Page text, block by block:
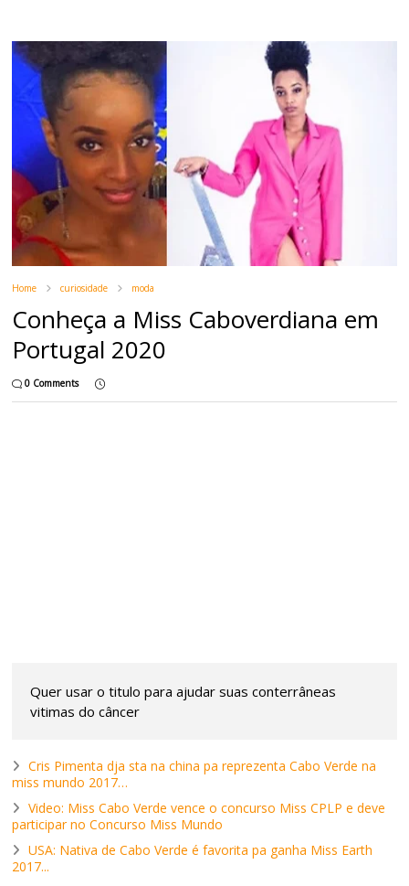
Home curiosidade moda
Conheça a Miss Caboverdiana em
Portugal 2020
0 Comments
Quer usar o titulo para ajudar suas conterrâneas
vitimas do câncer
Cris Pimenta dja sta na china pa reprezenta Cabo Verde na
miss mundo 2017…
Video: Miss Cabo Verde vence o concurso Miss CPLP e deve
participar no Concurso Miss Mundo
USA: Nativa de Cabo Verde é favorita pa ganha Miss Earth
2017...